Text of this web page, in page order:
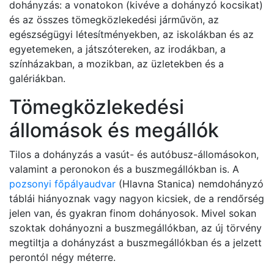
dohányzás: a vonatokon (kivéve a dohányzó kocsikat)
és az összes tömegközlekedési járművön, az
egészségügyi létesítményekben, az iskolákban és az
egyetemeken, a játszótereken, az irodákban, a
színházakban, a mozikban, az üzletekben és a
galériákban.
Tömegközlekedési
állomások és megállók
Tilos a dohányzás a vasút- és autóbusz-állomásokon,
valamint a peronokon és a buszmegállókban is. A
pozsonyi főpályaudvar (Hlavna Stanica) nemdohányzó
táblái hiányoznak vagy nagyon kicsiek, de a rendőrség
jelen van, és gyakran finom dohányosok. Mivel sokan
szoktak dohányozni a buszmegállókban, az új törvény
megtiltja a dohányzást a buszmegállókban és a jelzett
perontól négy méterre.